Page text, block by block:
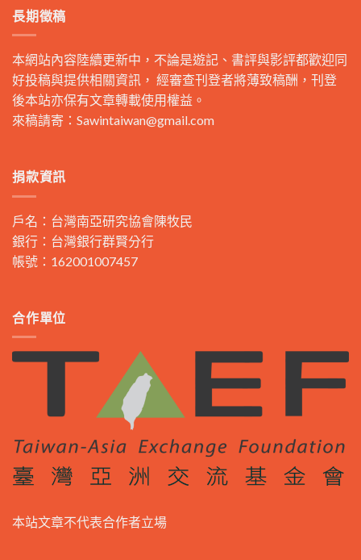
長期徵稿
本網站內容陸續更新中，不論是遊記、書評與影評都歡迎同
好投稿與提供相關資訊， 經審查刊登者將薄致稿酬，刊登
後本站亦保有文章轉載使用權益。
來稿請寄： Sawintaiwan@gmail.com
捐款資訊
戶名：台灣南亞研究協會陳牧民
銀行：台灣銀行群賢分行
帳號：162001007457
合作單位
本站文章不代表合作者立場